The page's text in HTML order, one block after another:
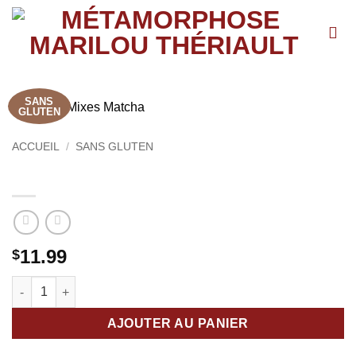
Passer
contenu
SANS
GLUTEN
ACCUEIL / SANS GLUTEN
$11.99
quantité de Skinny Mixes Matcha
AJOUTER AU PANIER